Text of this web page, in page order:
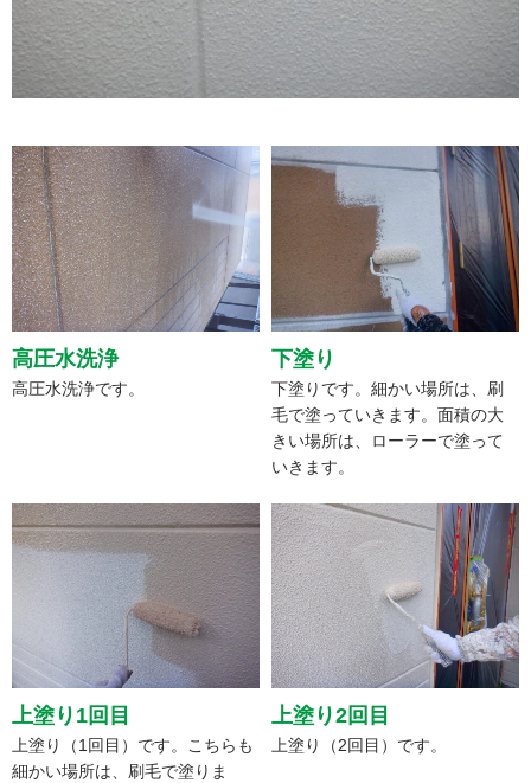
高圧水洗浄
高圧水洗浄です。
下塗り
下塗りです。細かい場所は、刷
毛で塗っていきます。面積の大
きい場所は、ローラーで塗って
いきます。
上塗り1回目
上塗り（1回目）です。こちらも
細かい場所は、刷毛で塗りま
上塗り2回目
上塗り（2回目）です。